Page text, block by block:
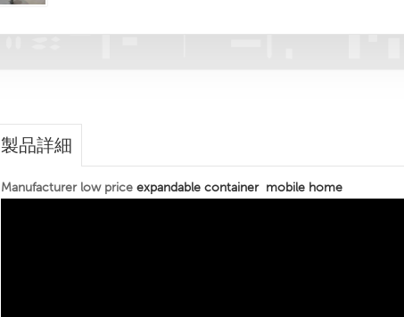
製品詳細
Manufacturer low price expandable container mobile home